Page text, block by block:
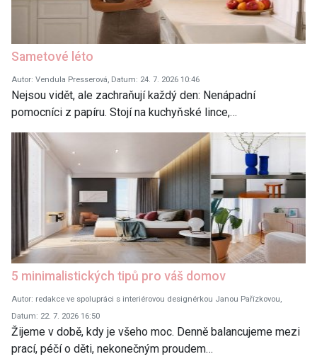
Sametové léto
Autor: Vendula Presserová, Datum: 24. 7. 2026 10:46
Nejsou vidět, ale zachraňují každý den: Nenápadní
pomocníci z papíru. Stojí na kuchyňské lince,…
5 minimalistických tipů pro váš domov
Autor: redakce ve spolupráci s interiérovou designérkou Janou Pařízkovou,
Datum: 22. 7. 2026 16:50
Žijeme v době, kdy je všeho moc. Denně balancujeme mezi
prací, péčí o děti, nekonečným proudem…